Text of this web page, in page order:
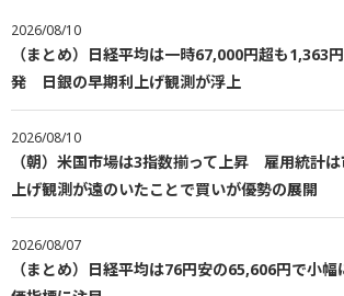
2026/08/10
（まとめ）日経平均は一時67,000円超も1,363
発 日銀の早期利上げ観測が浮上
2026/08/10
（朝）米国市場は3指数揃って上昇 雇用統計
上げ観測が遠のいたことで買いが優勢の展開
2026/08/07
（まとめ）日経平均は76円安の65,606円で小